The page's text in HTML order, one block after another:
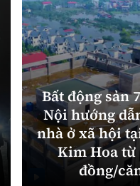
Bất động sản
Nội hướng
nhà ở xã hội
Kim Hoa từ
đồng/